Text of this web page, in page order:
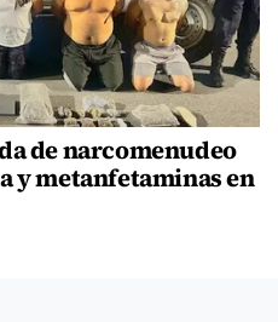
de narcomenudeo
y metanfetaminas en